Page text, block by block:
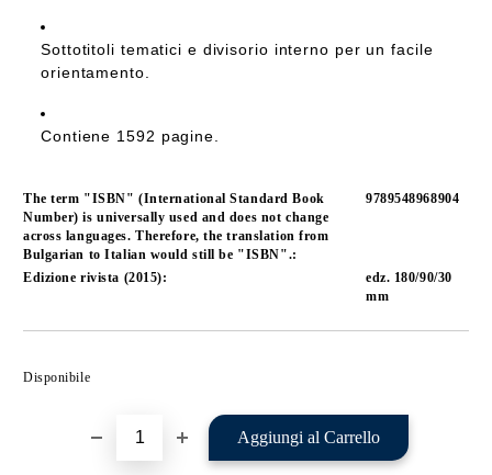
Sottotitoli tematici e divisorio interno per un facile
orientamento.
Contiene 1592 pagine.
The term "ISBN" (International Standard Book
Number) is universally used and does not change
across languages. Therefore, the translation from
Bulgarian to Italian would still be "ISBN".:
9789548968904
Edizione rivista (2015):
edz. 180/90/30
mm
Disponibile